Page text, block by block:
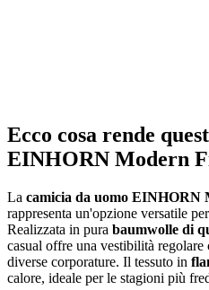
Ecco cosa rende
EINHORN Modern
La camicia da uomo EINHORN
rappresenta un'opzione versatile
Realizzata in pura baumwolle di
casual offre una vestibilità regolare
diverse corporature. Il tessuto in
calore, ideale per le stagioni più